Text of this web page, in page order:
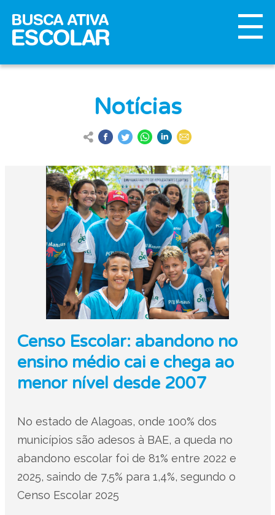
Notícias
Censo Escolar: abandono no
ensino médio cai e chega ao
menor nível desde 2007
No estado de Alagoas, onde 100% dos
municípios são adesos à BAE, a queda no
abandono escolar foi de 81% entre 2022 e
2025, saindo de 7,5% para 1,4%, segundo o
Censo Escolar 2025